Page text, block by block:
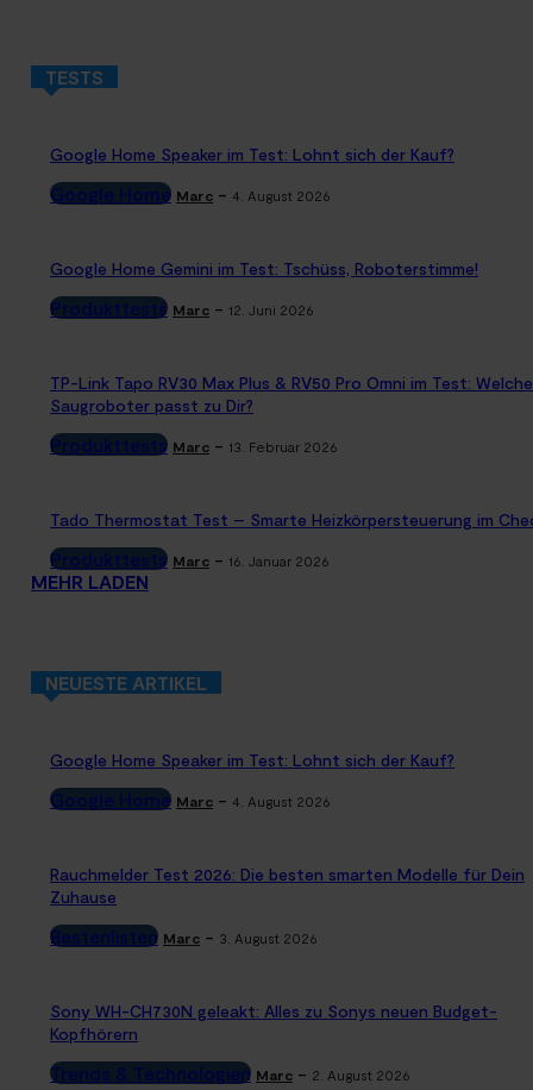
TESTS
Google Home Speaker im Test: Lohnt sich der Kauf?
Google Home Marc - 4. August 2026
Google Home Gemini im Test: Tschüss, Roboterstimme!
Produkttests Marc - 12. Juni 2026
TP-Link Tapo RV30 Max Plus & RV50 Pro Omni im Test:
Saugroboter passt zu Dir?
Produkttests Marc - 13. Februar 2026
Tado Thermostat Test – Smarte Heizkörpersteuerung im
Produkttests Marc - 16. Januar 2026
MEHR LADEN
NEUESTE ARTIKEL
Google Home Speaker im Test: Lohnt sich der Kauf?
Google Home Marc - 4. August 2026
Rauchmelder Test 2026: Die besten smarten Modelle für Dein
Zuhause
Bestenlisten Marc - 3. August 2026
Sony WH-CH730N geleakt: Alles zu Sonys neuen Budget-
Kopfhörern
Trends & Technologien Marc - 2. August 2026